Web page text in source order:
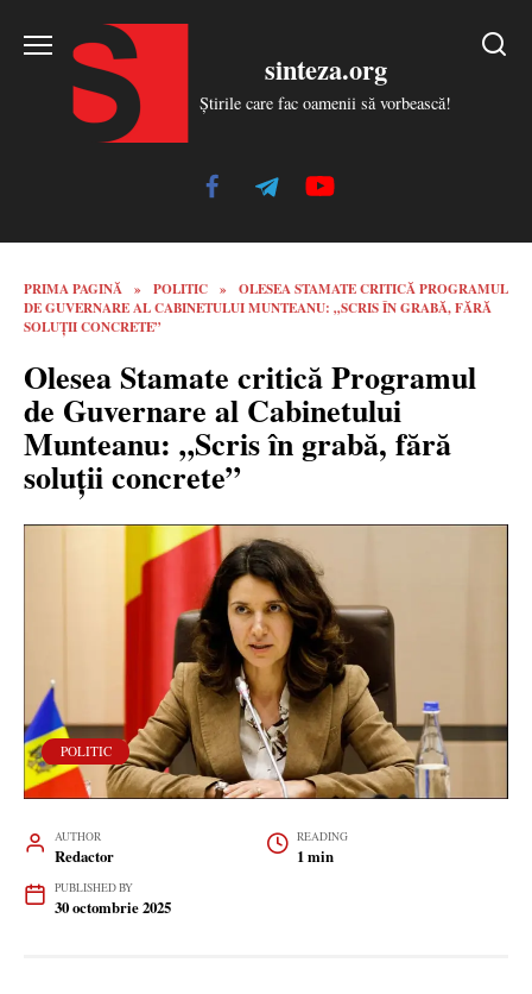
sinteza.org
Știrile care fac oamenii să vorbească!
PRIMA PAGINĂ » POLITIC »
OLESEA STAMATE CRITICĂ PROGRAMUL
DE GUVERNARE AL CABINETULUI MUNTEANU: „SCRIS ÎN GRABĂ, FĂRĂ
SOLUȚII CONCRETE”
Olesea Stamate critică Programul
de Guvernare al Cabinetului
Munteanu: „Scris în grabă, fără
soluții concrete”
POLITIC
AUTHOR
Redactor
READING
1 min
PUBLISHED BY
30 octombrie 2025